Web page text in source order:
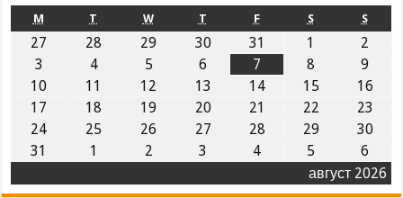
август 2026
M T W T F S S
27 28 29 30 31 1
2
3
4 5 6 7 8
9
10
11 12 13 14 15
16
17
18 19 20 21 22
23
24
25 26 27 28 29
30
31
1 2 3 4 5 6